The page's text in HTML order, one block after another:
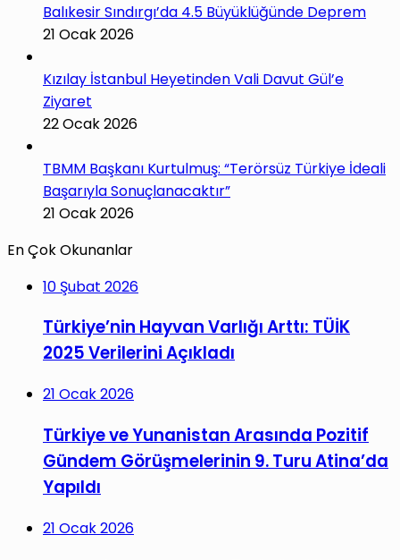
Balıkesir Sındırgı’da 4.5 Büyüklüğünde Deprem
21 Ocak 2026
Kızılay İstanbul Heyetinden Vali Davut Gül’e
Ziyaret
22 Ocak 2026
TBMM Başkanı Kurtulmuş: “Terörsüz Türkiye İdeali
Başarıyla Sonuçlanacaktır”
21 Ocak 2026
En Çok Okunanlar
10 Şubat 2026
Türkiye’nin Hayvan Varlığı Arttı: TÜİK
2025 Verilerini Açıkladı
21 Ocak 2026
Türkiye ve Yunanistan Arasında Pozitif
Gündem Görüşmelerinin 9. Turu Atina’da
Yapıldı
21 Ocak 2026